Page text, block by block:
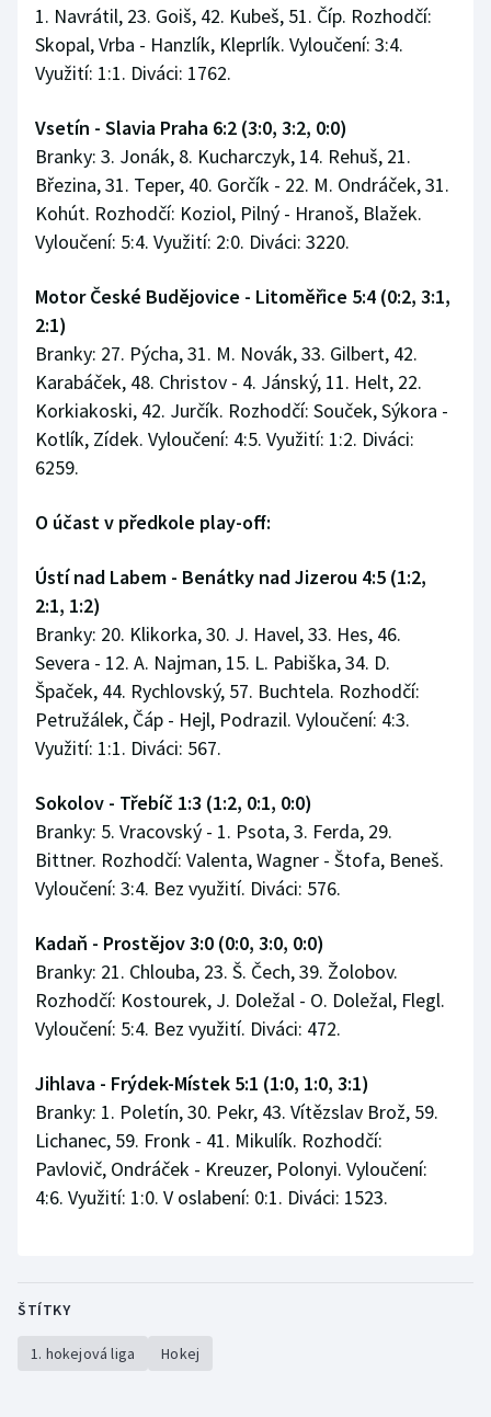
Stolní tenis
Triatlon
Veslování
Vodní slalom
Volejbal
1. Navrátil, 23. Goiš, 42. Kubeš, 51. Číp. Rozhodčí:
Skopal, Vrba - Hanzlík, Kleprlík. Vyloučení: 3:4.
Využití: 1:1. Diváci: 1762.
Vsetín - Slavia Praha 6:2 (3:0, 3:2, 0:0)
Branky: 3. Jonák, 8. Kucharczyk, 14. Rehuš, 21.
Březina, 31. Teper, 40. Gorčík - 22. M. Ondráček, 31.
Kohút. Rozhodčí: Koziol, Pilný - Hranoš, Blažek.
Vyloučení: 5:4. Využití: 2:0. Diváci: 3220.
Motor České Budějovice - Litoměřice 5:4 (0:2, 3:1,
2:1)
Branky: 27. Pýcha, 31. M. Novák, 33. Gilbert, 42.
Karabáček, 48. Christov - 4. Jánský, 11. Helt, 22.
Korkiakoski, 42. Jurčík. Rozhodčí: Souček, Sýkora -
Kotlík, Zídek. Vyloučení: 4:5. Využití: 1:2. Diváci:
6259.
O účast v předkole play-off:
Ústí nad Labem - Benátky nad Jizerou 4:5 (1:2,
2:1, 1:2)
Branky: 20. Klikorka, 30. J. Havel, 33. Hes, 46.
Severa - 12. A. Najman, 15. L. Pabiška, 34. D.
Špaček, 44. Rychlovský, 57. Buchtela. Rozhodčí:
Petružálek, Čáp - Hejl, Podrazil. Vyloučení: 4:3.
Využití: 1:1. Diváci: 567.
Sokolov - Třebíč 1:3 (1:2, 0:1, 0:0)
Branky: 5. Vracovský - 1. Psota, 3. Ferda, 29.
Bittner. Rozhodčí: Valenta, Wagner - Štofa, Beneš.
Vyloučení: 3:4. Bez využití. Diváci: 576.
Kadaň - Prostějov 3:0 (0:0, 3:0, 0:0)
Branky: 21. Chlouba, 23. Š. Čech, 39. Žolobov.
Rozhodčí: Kostourek, J. Doležal - O. Doležal, Flegl.
Vyloučení: 5:4. Bez využití. Diváci: 472.
Jihlava - Frýdek-Místek 5:1 (1:0, 1:0, 3:1)
Branky: 1. Poletín, 30. Pekr, 43. Vítězslav Brož, 59.
Lichanec, 59. Fronk - 41. Mikulík. Rozhodčí:
Pavlovič, Ondráček - Kreuzer, Polonyi. Vyloučení:
4:6. Využití: 1:0. V oslabení: 0:1. Diváci: 1523.
ŠTÍTKY
1. hokejová liga Hokej